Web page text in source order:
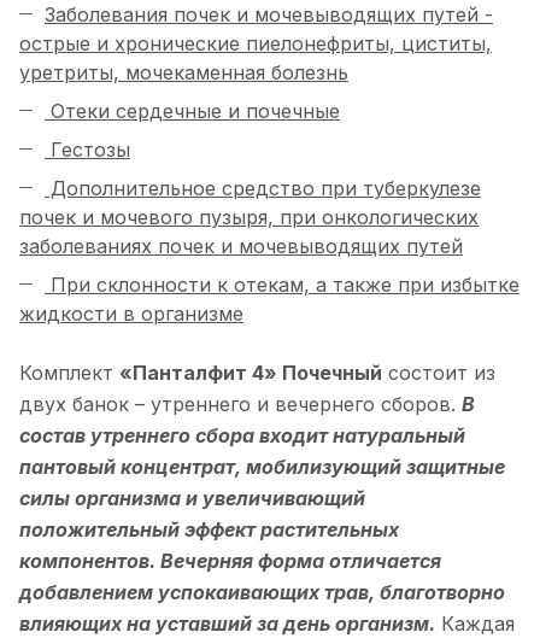
Заболевания почек и мочевыводящих путей -
острые и хронические пиелонефриты, циститы,
уретриты, мочекаменная болезнь
Отеки сердечные и почечные
Гестозы
Дополнительное средство при туберкулезе
почек и мочевого пузыря, при онкологических
заболеваниях почек и мочевыводящих путей
При склонности к отекам, а также при избытке
жидкости в организме
Комплект «Панталфит 4» Почечный состоит из
двух банок – утреннего и вечернего сборов. В
состав утреннего сбора входит натуральный
пантовый концентрат, мобилизующий защитные
силы организма и увеличивающий
положительный эффект растительных
компонентов. Вечерняя форма отличается
добавлением успокаивающих трав, благотворно
влияющих на уставший за день организм. Каждая